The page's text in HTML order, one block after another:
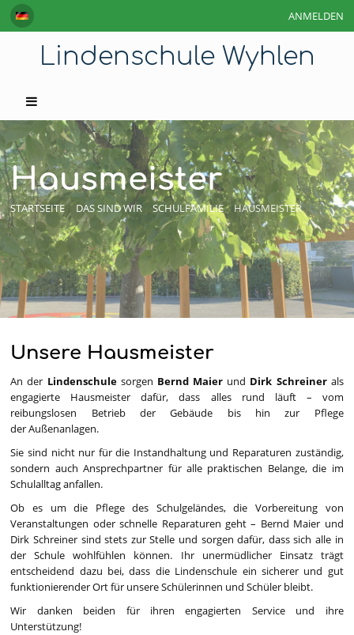
ANMELDEN
Lindenschule Wyhlen
Hausmeister
STARTSEITE DAS SIND WIR SCHULFAMILIE HAUSMEISTER
Hausmeister
Unsere Hausmeister
An der Lindenschulesorgen Bernd Maier und Dirk Schreinerals
engagierte Hausmeister dafür, dass alles rund läuft – vom
reibungslosen Betrieb der Gebäude bis hin zur Pflege
der Außenanlagen.
Sie sind nicht nur für die Instandhaltung und Reparaturen zuständig,
sondern auch Ansprechpartner für alle praktischen Belange, die im
Schulalltag anfallen.
Ob es um die Pflege des Schulgeländes, die Vorbereitung von
Veranstaltungen oder schnelle Reparaturen geht – Bernd Maier und
Dirk Schreiner sind stets zur Stelle und sorgen dafür, dass sich alle in
der Schule wohlfühlen können. Ihr unermüdlicher Einsatz trägt
entscheidend dazu bei, dass die Lindenschule ein sicherer und gut
funktionierender Ort für unsere Schülerinnen und Schüler bleibt.
Wir danken beiden für ihren engagierten Service und ihre
Unterstützung!